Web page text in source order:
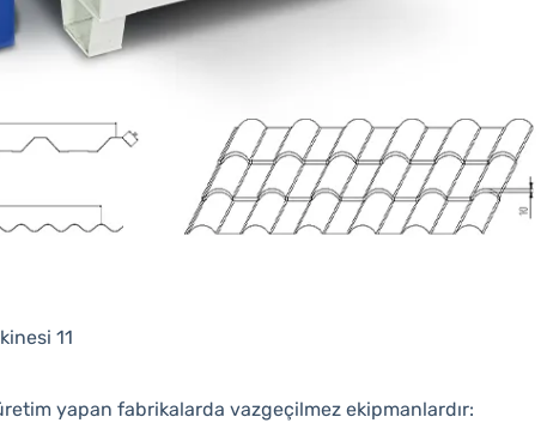
11
yapan fabrikalarda vazgeçilmez ekipmanlardır: